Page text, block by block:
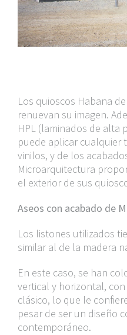
Los quioscos Habana
renuevan su imagen.
HPL (laminados de alta
puede aplicar cualquier
vinilos, y de los
Microarquitectura
el exterior de sus
Aseos con acabado de
Los listones utilizados
similar al de la madera
En este caso, se han
vertical y horizontal,
clásico, lo que le
pesar de ser un diseño
contemporáneo.